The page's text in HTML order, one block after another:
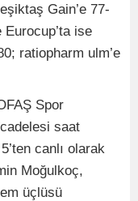
Gain’e 77-
ise
ratiopharm ulm’e
Spor
saat
canlı olarak
Moğulkoç,
üçlüsü